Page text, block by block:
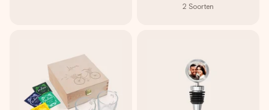
2 Soorten